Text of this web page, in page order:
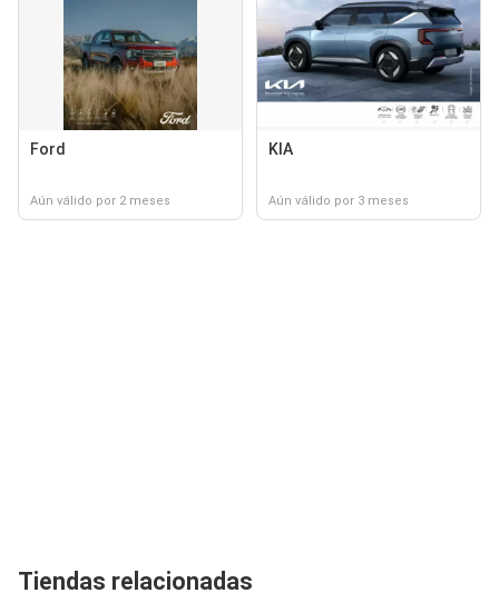
Ford
Aún válido por 2 meses
KIA
Aún válido por 3 meses
Tiendas relacionadas